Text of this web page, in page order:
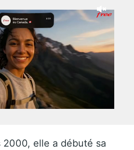
2000, elle a débuté sa